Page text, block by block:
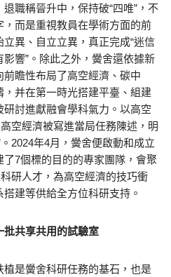
職稱晉升中，保持破“四唯”，不
而是重視教員在學術方面的前
異、自立立異，真正完成“迷信
響”。除此之外，黌舍還依據新
瞻性布局了高空經濟、碳中
并在第一時光搭建平臺、組建
討進獻融會學科氣力。以高空
空經濟被寫進當局任務陳述，明
2024年4月，黌舍便啟動和成立
7個標的目的的專家團隊，會聚
研人才，為高空經濟的技巧衝
建等供給全方位科研支持。
批共享共用的試驗室
是黌舍科研任務的基石，也是